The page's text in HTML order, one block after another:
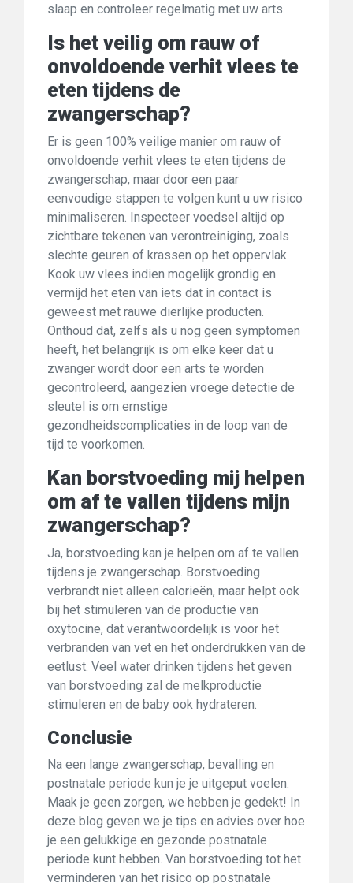
slaap en controleer regelmatig met uw arts.
Is het veilig om rauw of
onvoldoende verhit vlees te
eten tijdens de
zwangerschap?
Er is geen 100% veilige manier om rauw of
onvoldoende verhit vlees te eten tijdens de
zwangerschap, maar door een paar
eenvoudige stappen te volgen kunt u uw risico
minimaliseren. Inspecteer voedsel altijd op
zichtbare tekenen van verontreiniging, zoals
slechte geuren of krassen op het oppervlak.
Kook uw vlees indien mogelijk grondig en
vermijd het eten van iets dat in contact is
geweest met rauwe dierlijke producten.
Onthoud dat, zelfs als u nog geen symptomen
heeft, het belangrijk is om elke keer dat u
zwanger wordt door een arts te worden
gecontroleerd, aangezien vroege detectie de
sleutel is om ernstige
gezondheidscomplicaties in de loop van de
tijd te voorkomen.
Kan borstvoeding mij helpen
om af te vallen tijdens mijn
zwangerschap?
Ja, borstvoeding kan je helpen om af te vallen
tijdens je zwangerschap. Borstvoeding
verbrandt niet alleen calorieën, maar helpt ook
bij het stimuleren van de productie van
oxytocine, dat verantwoordelijk is voor het
verbranden van vet en het onderdrukken van de
eetlust. Veel water drinken tijdens het geven
van borstvoeding zal de melkproductie
stimuleren en de baby ook hydrateren.
Conclusie
Na een lange zwangerschap, bevalling en
postnatale periode kun je je uitgeput voelen.
Maak je geen zorgen, we hebben je gedekt! In
deze blog geven we je tips en advies over hoe
je een gelukkige en gezonde postnatale
periode kunt hebben. Van borstvoeding tot het
verminderen van het risico op postnatale